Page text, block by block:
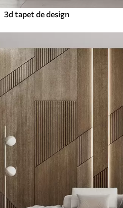
3d tapet de design